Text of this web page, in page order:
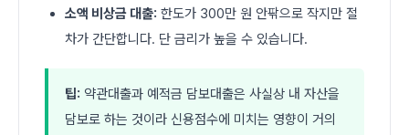
소액 비상금 대출: 한도가 300만 원 안팎으로 작지만 절
차가 간단합니다. 단 금리가 높을 수 있습니다.
팁: 약관대출과 예적금 담보대출은 사실상 내 자산을
담보로 하는 것이라 신용점수에 미치는 영향이 거의